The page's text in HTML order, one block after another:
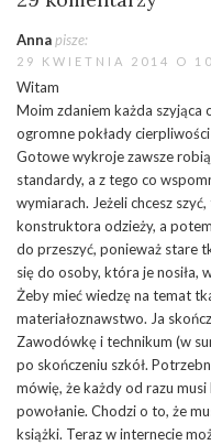
Annapisze:
29 KWIETNIA 2014 O
Witam
Moim zdaniem każda szyjąca
ogromne pokłady
Gotowe wykroje zawsze
standardy, a z tego co
wymiarach. Jeżeli chcesz
konstruktora odzieży, a
do przeszyć, ponieważ stare
się do osoby, która je nosiła,
Żeby mieć wiedzę na temat
materiałoznawstwo. Ja
Zawodówkę i technikum (w
po skończeniu szkół.
mówię, że każdy od razu
powołanie. Chodzi o to, że
książki. Teraz w internecie